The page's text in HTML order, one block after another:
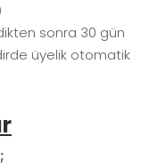
sonra 30 gün
üyelik otomatik